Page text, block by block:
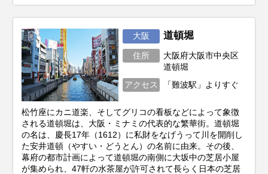
大阪 道頓堀
住所
大阪府大阪市中央区
道頓堀
アクセス
「難波駅」よりすぐ
松竹座にカニ道楽、そしてグリコの看板などによって象徴
される道頓堀は、大阪・ミナミの代表的な繁華街。道頓堀
の名は、慶長17年（1612）に私財をなげうって川を開削し
た安井道頓（やすい・どうとん）の名前に由来。その後、
幕府の都市計画によって道頓堀の南側に大坂中の芝居小屋
が集められ、47軒の水茶屋が許可されて長らく日本の芝居